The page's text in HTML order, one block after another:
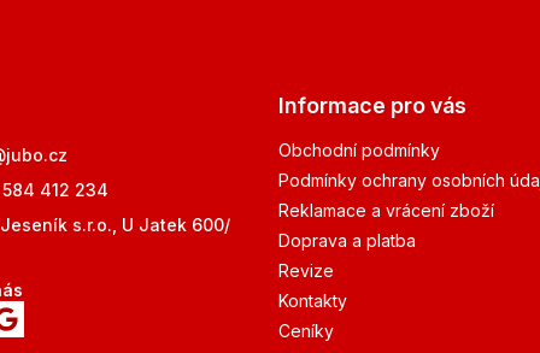
jubo.cz
412 234
s.r.o., U Jatek 600/
Informace pro vás
Obchodní podmínky
Podmínky ochrany osobních
Reklamace a vrácení zboží
Doprava a platba
Revize
Kontakty
Ceníky